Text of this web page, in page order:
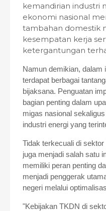
kemandirian industri
ekonomi nasional
tambahan domestik
kesempatan kerja
ketergantungan
Namun demikian,
terdapat berbagai
bijaksana. Penguatan
bagian penting dalam
migas nasional
industri energi yang
Tidak terkecuali di
juga menjadi salah satu
memiliki peran penting
menjadi penggerak
negeri melalui
"Kebijakan TKDN di